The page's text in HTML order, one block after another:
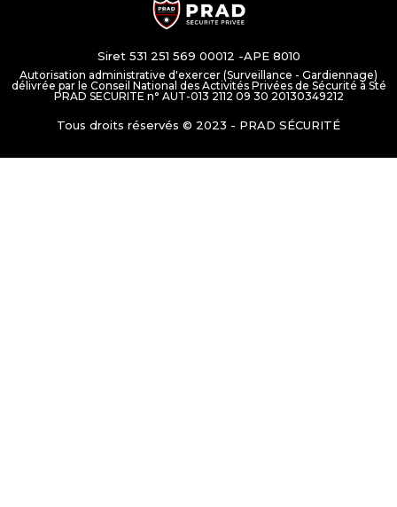
Siret 531 251 569 00012 -APE 8010
Autorisation administrative d'exercer (Surveillance - Gardiennage)
délivrée par le Conseil National des Activités Privées de Sécurité à Sté
PRAD SECURITE n° AUT-013 2112 09 30 20130349212
Tous droits réservés © 2023 - PRAD SÉCURITÉ